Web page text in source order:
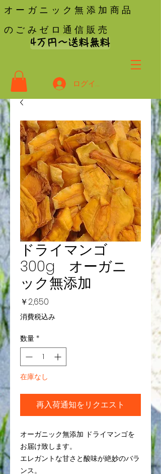
オーガニック無添加商品
のごみゼロ通信販売
4万円〜送料無料
ログイン
ドライマンゴ
300g オーガニ
ック無添加
￥2,650
格
消費税込み
数量 *
在庫なし
再入荷通知をリクエスト
オーガニック無添加 ドライマンゴを
お届け致します。
エレガントな甘さと酸味が絶妙のバラ
ンス。